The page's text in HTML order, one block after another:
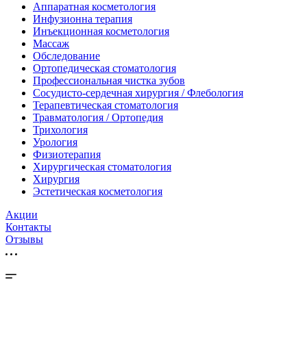
Аппаратная косметология
Инфузионна терапия
Инъекционная косметология
Массаж
Обследование
Ортопедическая стоматология
Профессиональная чистка зубов
Сосудисто-сердечная хирургия / Флебология
Терапевтическая стоматология
Травматология / Ортопедия
Трихология
Урология
Физиотерапия
Хирургическая стоматология
Хирургия
Эстетическая косметология
Акции
Контакты
Отзывы